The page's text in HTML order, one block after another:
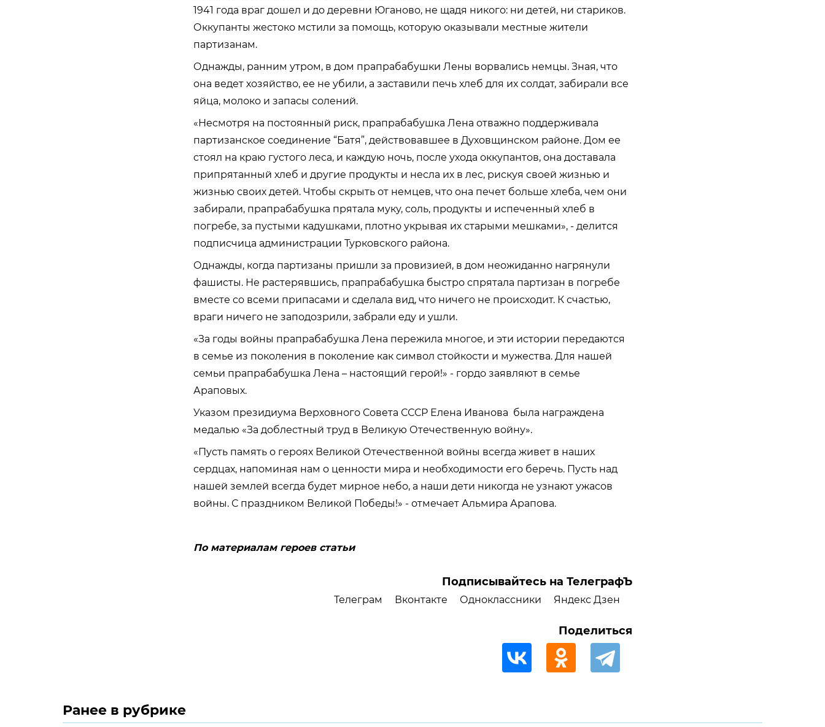
1941 года враг дошел и до деревни Юганово, не щадя никого: ни детей, ни стариков.
Оккупанты жестоко мстили за помощь, которую оказывали местные жители
партизанам.
Однажды, ранним утром, в дом прапрабабушки Лены ворвались немцы. Зная, что
она ведет хозяйство, ее не убили, а заставили печь хлеб для их солдат, забирали все
яйца, молоко и запасы солений.
«Несмотря на постоянный риск, прапрабабушка Лена отважно поддерживала
партизанское соединение “Батя”, действовавшее в Духовщинском районе. Дом ее
стоял на краю густого леса, и каждую ночь, после ухода оккупантов, она доставала
припрятанный хлеб и другие продукты и несла их в лес, рискуя своей жизнью и
жизнью своих детей. Чтобы скрыть от немцев, что она печет больше хлеба, чем они
забирали, прапрабабушка прятала муку, соль, продукты и испеченный хлеб в
погребе, за пустыми кадушками, плотно укрывая их старыми мешками», - делится
подписчица администрации Турковского района.
Однажды, когда партизаны пришли за провизией, в дом неожиданно нагрянули
фашисты. Не растерявшись, прапрабабушка быстро спрятала партизан в погребе
вместе со всеми припасами и сделала вид, что ничего не происходит. К счастью,
враги ничего не заподозрили, забрали еду и ушли.
«За годы войны прапрабабушка Лена пережила многое, и эти истории передаются
в семье из поколения в поколение как символ стойкости и мужества. Для нашей
семьи прапрабабушка Лена – настоящий герой!» - гордо заявляют в семье
Араповых.
Указом президиума Верховного Совета СССР Елена Иванова была награждена
медалью «За доблестный труд в Великую Отечественную войну».
«Пусть память о героях Великой Отечественной войны всегда живет в наших
сердцах, напоминая нам о ценности мира и необходимости его беречь. Пусть над
нашей землей всегда будет мирное небо, а наши дети никогда не узнают ужасов
войны. С праздником Великой Победы!» - отмечает Альмира Арапова.
По материалам героев статьи
Подписывайтесь на ТелеграфЪ
Телеграм Вконтакте Одноклассники Яндекс Дзен
Поделиться
Ранее в рубрике